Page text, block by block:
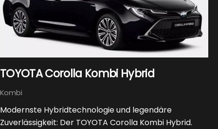
TOYOTA Corolla Kombi Hybrid
Kombi
Modernste Hybridtechnologie und legendäre
Zuverlässigkeit: Der TOYOTA Corolla Kombi Hybrid.